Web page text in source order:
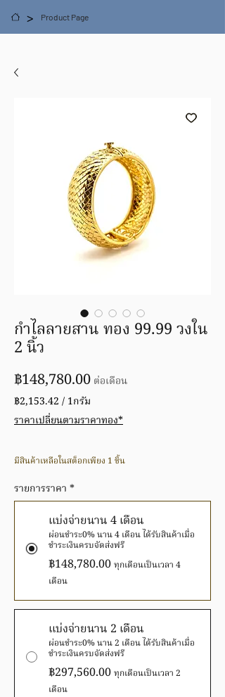
> Product Page
กำไลลายสาน ทอง 99.99 วงใน
2 นิ้ว
฿148,780.00ราคา
ต่อเดือน
฿2,153.42 / 1กรัม
฿2,153.42
ต่อ
กรัม
ราคาเปลี่ยนตามราคาทอง*
มีสินค้าเหลือในสต็อกเพียง 1 ชิ้น
รายการราคา *
แบ่งจ่ายนาน 4 เดือน
ผ่อนชำระ0% นาน 4 เดือน ได้รับสินค้าเมื่อ
ชำระเงินครบจัดส่งฟรี
฿148,780.00 ทุกเดือนเป็นเวลา 4
เดือน
แบ่งจ่ายนาน 2 เดือน
ผ่อนชำระ0% นาน 2 เดือน ได้รับสินค้าเมื่อ
ชำระเงินครบจัดส่งฟรี
฿297,560.00 ทุกเดือนเป็นเวลา 2
เดือน